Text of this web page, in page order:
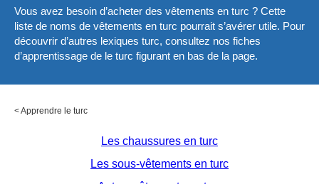
Vous avez besoin d’acheter des vêtements en turc ? Cette
liste de noms de vêtements en turc pourrait s’avérer utile. Pour
découvrir d’autres lexiques turc, consultez nos fiches
d’apprentissage de le turc figurant en bas de la page.
<Apprendre le turc
Les chaussures en turc
Les sous-vêtements en turc